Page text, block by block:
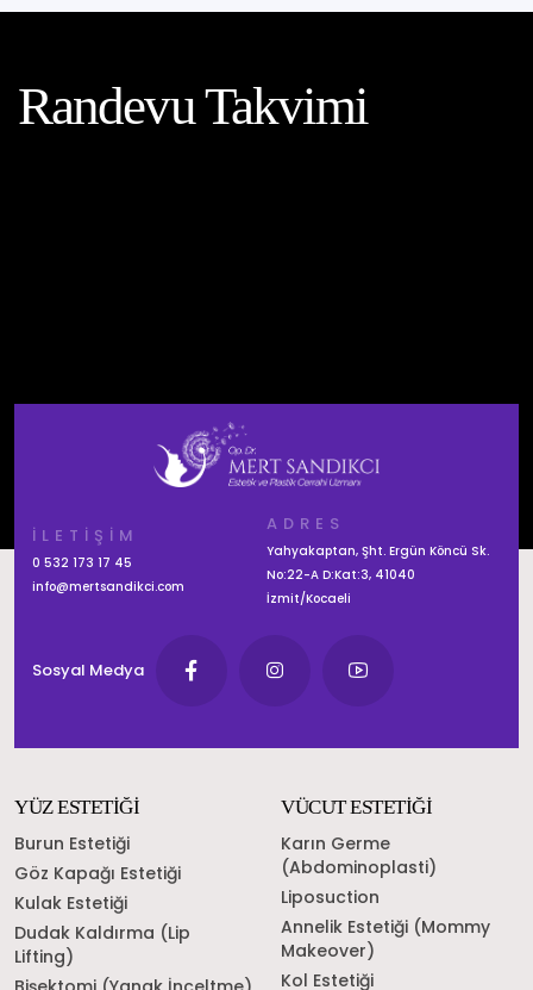
Randevu Takvimi
İLETİŞİM
0 532 173 17 45
info@mertsandikci.com
ADRES
Yahyakaptan, Şht. Ergün Köncü Sk.
No:22-A D:Kat:3, 41040
İzmit/Kocaeli
Sosyal Medya
YÜZ ESTETİĞİ
Burun Estetiği
Göz Kapağı Estetiği
Kulak Estetiği
Dudak Kaldırma (Lip
Lifting)
VÜCUT ESTETİĞİ
Karın Germe
(Abdominoplasti)
Liposuction
Annelik Estetiği (Mommy
Makeover)
Kol Estetiği